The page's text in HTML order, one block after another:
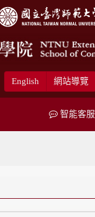
English 網站導覽
智能客服